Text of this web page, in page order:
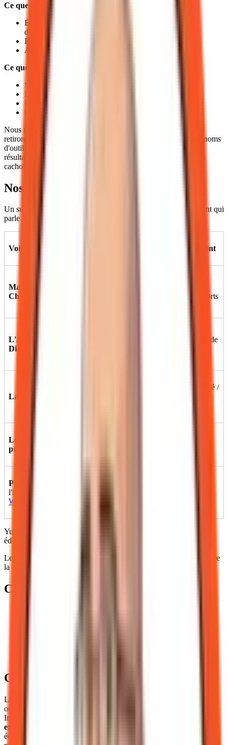
Ce que l'IA fait :
Explorer des sujets complexes à partir de sources
documentées
Proposer des structures et des formulations
Accélérer la recherche et la mise en forme
Ce que l'IA ne fait pas :
Signer ou publier à notre place
Inventer des faits ou des sources
Produire du contenu lissé sans vérification humaine
Remplir un calendrier de publication
Nous ne masquons pas notre usage de l'IA. En revanche, nous
retirons du texte publié les artefacts techniques de production (noms
d'outils internes, brouillons, liens de travail). Le lecteur voit le
résultat validé, pas la machinerie ; cela ne signifie pas que nous
cachons le rôle de l'IA dans notre processus.
Nos voix éditoriales
Un sujet = une seule voix. Chaque publication affiche clairement qui
parle et quelle intention elle porte.
Voix Ce que le lecteur obtient
Mathieu
Chartier
assumée avec angles morts
L'Avocat du
Diable
Questions ouvertes, pas de
Lab & Learn
Cadre promesse / observé /
Le Professeur
pragmatique
Polaris
l'infolettre
Watch
Yul Watch est le nom public de l'infolettre ; Polaris en est la voix
éditoriale interne.
Les contenus promotionnels ou commerciaux sont tenus à l'écart de
la veille éditoriale pour éviter toute contamination.
Ce que nous ne publions pas
Contenus commerciaux
Le Laboratoire Inyulface et schem.it développent et vendent des
outils et des formations. Toute mention d'un produit ou service
Inyulface dans un contenu éditorial de veille sera
explicitement
éditoriale (Mathieu, Avocat du Diable, Lab & Learn, Professeur